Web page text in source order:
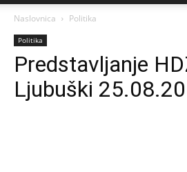
Naslovnica Politika
Politika
Predstavljanje
Ljubuški